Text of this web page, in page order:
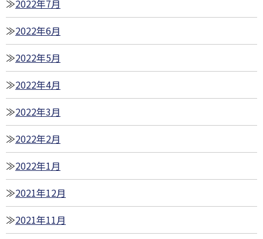
2022年7月
2022年6月
2022年5月
2022年4月
2022年3月
2022年2月
2022年1月
2021年12月
2021年11月